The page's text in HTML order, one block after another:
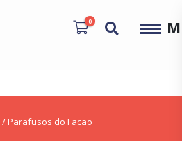
0
/Parafusos do Facão